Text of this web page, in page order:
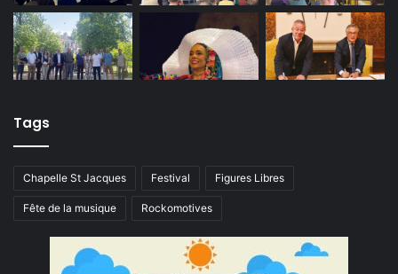
Tags
Chapelle St Jacques Festival Figures Libres
Fête de la musique Rockomotives